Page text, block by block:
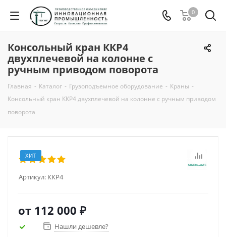
0
Консольный кран ККР4
двухплечевой на колонне с
ручным приводом поворота
Главная - Каталог - Грузоподъемное оборудование - Краны -
Консольный кран ККР4 двухплечевой на колонне с ручным приводом
поворота
ХИТ
Артикул: ККР4
от 112 000 ₽
Нашли дешевле?